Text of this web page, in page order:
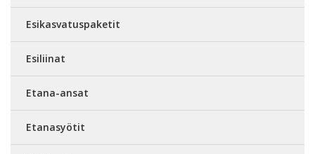
Esikasvatuspaketit
Esiliinat
Etana-ansat
Etanasyötit